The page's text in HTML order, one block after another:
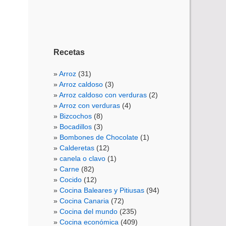
Recetas
Arroz (31)
Arroz caldoso (3)
Arroz caldoso con verduras (2)
Arroz con verduras (4)
Bizcochos (8)
Bocadillos (3)
Bombones de Chocolate (1)
Calderetas (12)
canela o clavo (1)
Carne (82)
Cocido (12)
Cocina Baleares y Pitiusas (94)
Cocina Canaria (72)
Cocina del mundo (235)
Cocina económica (409)